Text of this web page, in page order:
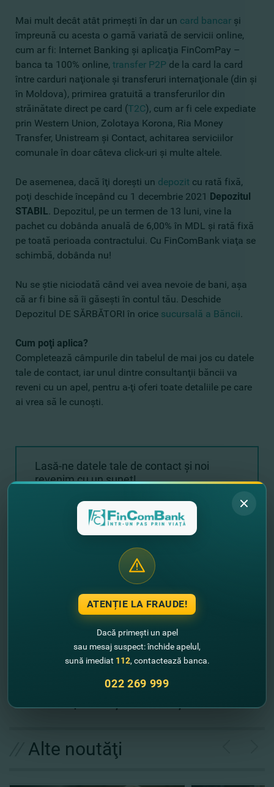
Mai mult decât atât primeşti în dar un card bancar şi
împreună cu acesta o gamă variată de servicii online,
cum ar fi: Internet Banking şi aplicaţia FinComPay –
banca ta 100% online, transfer P2P de la card la card
între carduri naţionale şi transferuri internaţionale (din şi
în Moldova), primirea gratuită a transferurilor din
străinătate direct pe card (T2C), cum ar fi cele expediate
prin Western Union, Zolotaya Korona, Ria Money
Transfer, Unistream şi Contact, achitarea serviciilor
comunale în doar câteva click-uri şi multe altele.
De asemenea, dacă îţi doreşti un depozit cu rată fixă,
poţi deschide începând cu 1 decembrie 2021 Depozitul
STABIL. Depozitul, pe un termen de 13 luni, vine la
pachet cu dobânda anuală de 6,00% în MDL şi rată fixă
pe toată perioada contractului. Cu FinComBank viaţa se
schimbă, dobânda nu!
Nu se ştie niciodată când vei avea nevoie de bani, aşa
că ar fi bine să îi găseşti în contul tău. Deschide
Depozitul DE SĂRBĂTORI în orice sucursală a Băncii.
Cum poţi aplica?
Completează câmpurile din tabelul de mai jos cu datele
tale de contact, iar unul dintre consultanţii băncii va
reveni cu un apel, pentru a-ţi oferi toate detaliile pe care
ai vrea să le cunoşti.
Lasă-ne datele tale de contact şi noi
revenim cu un sunet!
+373
Expediază solicitarea
FinComBank pentru a-ţi realiza dorinţele!
Alte noutăţi
ATENȚIE LA FRAUDE!
Dacă primești un apel
sau mesaj suspect: închide apelul,
sună imediat 112, contactează banca.
022 269 999